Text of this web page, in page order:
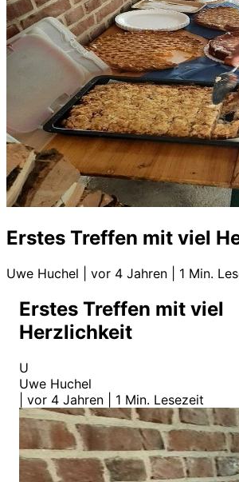
Erstes Treffen mit viel
Uwe Huchel vor 4 Jahren 1 Min.
Erstes Treffen mit viel
Herzlichkeit
U
Uwe Huchel
vor 4 Jahren 1 Min. Lesezeit